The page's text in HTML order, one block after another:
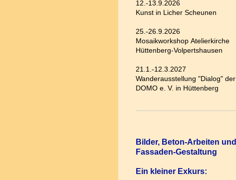
12.-13.9.2026
Kunst in Licher Scheunen
25.-26.9.2026
Mosaikworkshop Atelierkirche
Hüttenberg-Volpertshausen
21.1.-12.3.2027
Wanderausstellung "Dialog" der
DOMO e. V. in Hüttenberg
Bilder, Beton-Arbeiten und
Fassaden-Gestaltung
Ein kleiner Exkurs: